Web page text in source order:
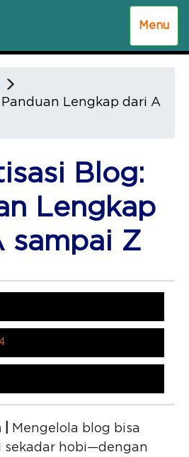
Menu
Lengkap dari A
Blog:
Lengkap
sampai Z
Mengelola blog bisa
sekadar hobi—dengan